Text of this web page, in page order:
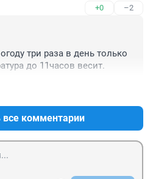
+0 –2
три раза в день только
до 11часов весит.
все комментарии